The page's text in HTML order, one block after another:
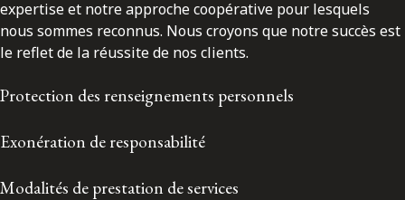
expertise et notre approche coopérative pour lesquels
nous sommes reconnus. Nous croyons que notre succès est
le reflet de la réussite de nos clients.
Protection des renseignements personnels
Exonération de responsabilité
Modalités de prestation de services